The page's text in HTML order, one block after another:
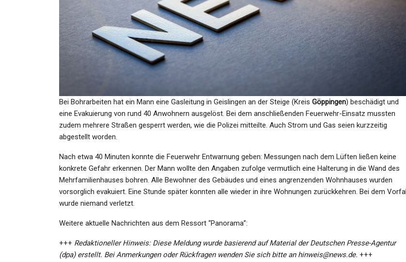
Bei Bohrarbeiten hat ein Mann eine Gasleitung in Geislingen an der Steige (Kreis Göppingen) beschädigt und
eine Evakuierung von rund 40 Anwohnern ausgelöst. Bei dem anschließenden Feuerwehr-Einsatz mussten
zudem mehrere Straßen gesperrt werden, wie die Polizei mitteilte. Auch Strom und Gas seien kurzzeitig
abgestellt worden.
Nach etwa 40 Minuten konnte die Feuerwehr Entwarnung geben: Messungen nach dem Lüften ließen keine
konkrete Gefahr erkennen. Der Mann wollte den Angaben zufolge vermutlich eine Halterung in die Wand des
Mehrfamilienhauses bohren. Alle Bewohner des Gebäudes und eines angrenzenden Wohnhauses wurden
vorsorglich evakuiert. Eine Stunde später konnten alle wieder in ihre Wohnungen zurückkehren. Bei dem Vorfall
wurde niemand verletzt.
Weitere aktuelle Nachrichten aus dem Ressort “Panorama”:
+++ Redaktioneller Hinweis: Diese Meldung wurde basierend auf Material der Deutschen Presse-Agentur
(dpa) erstellt. Bei Anmerkungen oder Rückfragen wenden Sie sich bitte an hinweis@news.de. +++
GESUNDHEIT
Mord Nach Vergewaltigung:
22-Jähriger Vergewaltigt Und
Tötet…
Admin Dec 13, 2023
GESUNDHEIT
Zusammenstoß Von 2
Sprühflugzeugen Im…
Admin Jun 21, 2024
GESUNDHEIT
Bekommt Man Die
„rechtswidrige Werbung“ Bei
Prime Video…
GESUNDHEIT
Achtung, Nebel! Die Aktuelle
Lage…
Admin Oct 14, 2021